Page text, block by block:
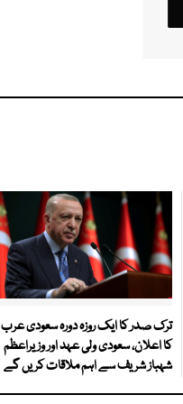
ترک صدر کا ایک روزہ دورہ سعودی عرب
کا اعلان، سعودی ولی عہد اور وزیراعظم
شہباز شریف سے اہم ملاقات کریں گے